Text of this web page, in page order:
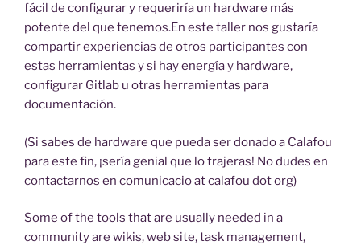
fácil de configurar y requeriría un hardware más
potente del que tenemos.En este taller nos gustaría
compartir experiencias de otros participantes con
estas herramientas y si hay energía y hardware,
configurar Gitlab u otras herramientas para
documentación.
(Si sabes de hardware que pueda ser donado a Calafou
para este fin, ¡sería genial que lo trajeras! No dudes en
contactarnos en comunicacio at calafou dot org)
Some of the tools that are usually needed in a
community are wikis, web site, task management,